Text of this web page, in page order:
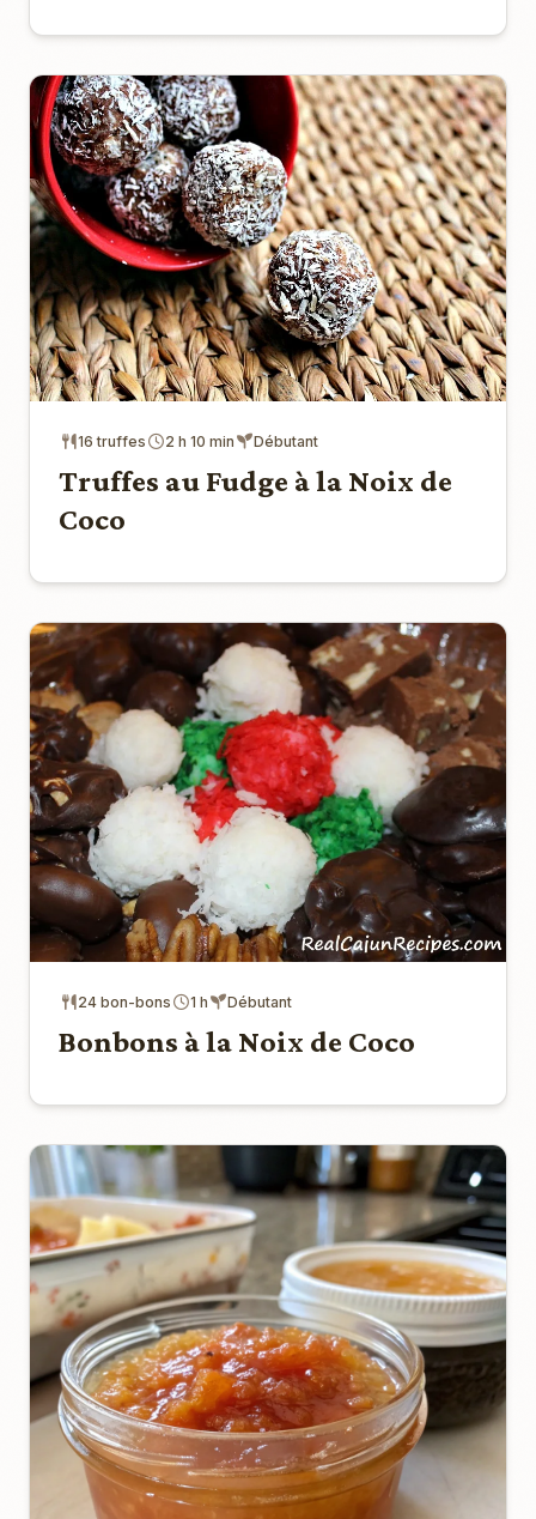
16 truffes 2 h 10 min Débutant
Truffes au Fudge à la Noix de
Coco
24 bon-bons 1 h Débutant
Bonbons à la Noix de Coco